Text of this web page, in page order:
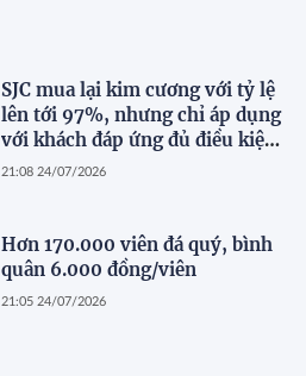
SJC mua lại kim cương với tỷ lệ
lên tới 97%, nhưng chỉ áp dụng
với khách đáp ứng đủ điều kiện
này
21:08 24/07/2026
Hơn 170.000 viên đá quý, bình
quân 6.000 đồng/viên
21:05 24/07/2026